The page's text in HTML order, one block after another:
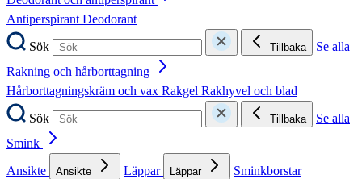
AntiperspirantDeodorant
Sök
Tillbaka
Se alla
Rakning och hårborttagning
Hårborttagningskräm och vax Rakgel Rakhyvel och blad
Sök
Tillbaka
Se alla
Smink
Ansikte
Ansikte Läppar Läppar
Sminkborstar